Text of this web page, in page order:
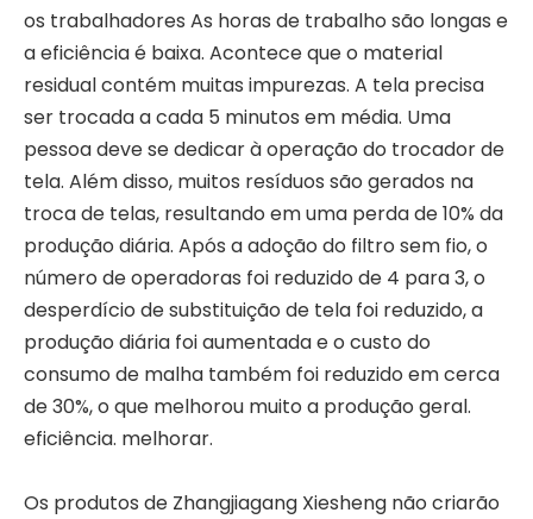
Filtro peletizador sem malha de tela Filtro peletizador sem malha de tela
os trabalhadores As horas de trabalho são longas e
a eficiência é baixa. Acontece que o material
residual contém muitas impurezas. A tela precisa
ser trocada a cada 5 minutos em média. Uma
pessoa deve se dedicar à operação do trocador de
tela. Além disso, muitos resíduos são gerados na
troca de telas, resultando em uma perda de 10% da
produção diária. Após a adoção do filtro sem fio, o
número de operadoras foi reduzido de 4 para 3, o
desperdício de substituição de tela foi reduzido, a
produção diária foi aumentada e o custo do
consumo de malha também foi reduzido em cerca
de 30%, o que melhorou muito a produção geral.
eficiência. melhorar.
Os produtos de Zhangjiagang Xiesheng não criarão